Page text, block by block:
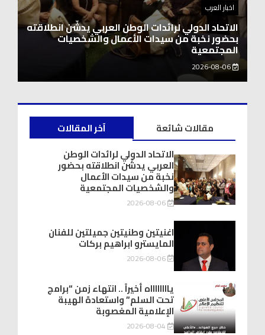
اخبار العرب
اغنيتين وطنيتين جميلتين للفنان المايسترو ابراهيم
بركات
2026-08-06
آخر المقالات
مقالات شائعة
الاتحاد الدولي لرائدات الوطن
العربي يدشّن انطلاقته بحضور
نخبة من سيدات الأعمال
والشخصيات المجتمعية
2026-08-06
اغنيتين وطنيتين جميلتين للفنان
المايسترو ابراهيم بركات
2026-08-06
يااااااااه أخيراً .. انتهاء زمن “برامج
تحت السلم” واستعادة الهيبة
الإعلامية المغصوبة
2026-08-04